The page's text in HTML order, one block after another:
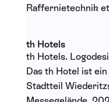
Raffernietechnik
th Hotels
th Hotels.
Das th Hotel ist
Stadtteil